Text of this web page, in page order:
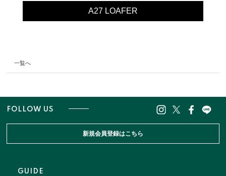
A27 LOAFER
一覧へ
FOLLOW US
新規会員登録はこちら
GUIDE